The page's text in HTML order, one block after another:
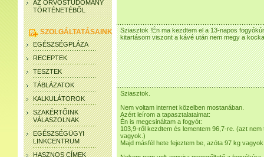
AZ ORVOSTUDOMÁNY
TÖRTÉNETÉBŐL
SZOLGÁLTATÁSAINK
EGÉSZSÉGPLÁZA
RECEPTEK
TESZTEK
TÁBLÁZATOK
KALKULÁTOROK
SZAKÉRTŐINK
VÁLASZOLNAK
EGÉSZSÉGÜGYI
LINKCENTRUM
HASZNOS CÍMEK
Sziasztok !Én ma kezdtem el a 13-napos
kitartásom viszont a kávé után nem megy a
Sziasztok.
Nem voltam internet közelben mostanában.
Azért leírom a tapasztalataimat:
Én is megcsináltam a fogyót:
103,9-ről kezdtem és lementem 96,7-re. (azt
vagyok.)
Majd másfél hete fejeztem be, azóta 97 kg